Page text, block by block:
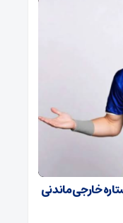
خارجی ماندنی